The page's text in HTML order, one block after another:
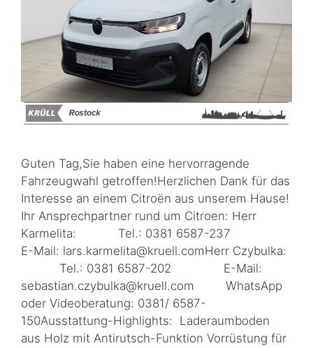
Guten Tag,Sie haben eine hervorragende
Fahrzeugwahl getroffen!Herzlichen Dank für das
Interesse an einem Citroën aus unserem Hause!
Ihr Ansprechpartner rund um Citroen: Herr
Karmelita: Tel.: 0381 6587-237
E-Mail: lars.karmelita@kruell.comHerr Czybulka:
Tel.: 0381 6587-202 E-Mail:
sebastian.czybulka@kruell.com WhatsApp
oder Videoberatung: 0381/ 6587-
150Ausstattung-Highlights: Laderaumboden
aus Holz mit Antirutsch-Funktion Vorrüstung für